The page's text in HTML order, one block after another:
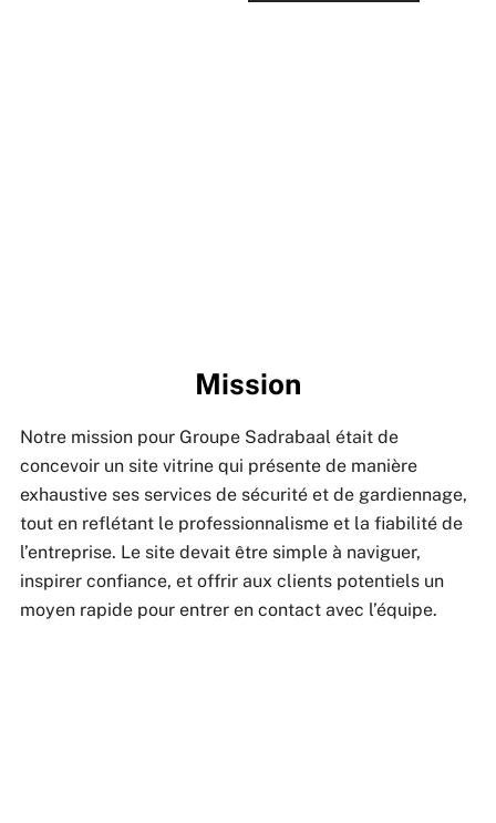
Mission
Notre mission pour Groupe Sadrabaal était de
concevoir un site vitrine qui présente de manière
exhaustive ses services de sécurité et de gardiennage,
tout en reflétant le professionnalisme et la fiabilité de
l’entreprise. Le site devait être simple à naviguer,
inspirer confiance, et offrir aux clients potentiels un
moyen rapide pour entrer en contact avec l’équipe.